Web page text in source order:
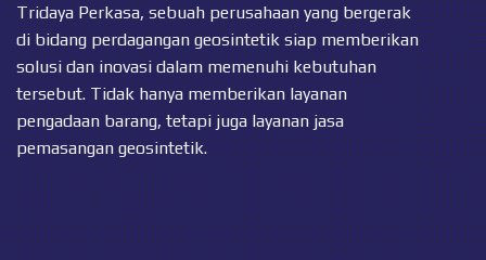
Tridaya Perkasa, sebuah perusahaan yang bergerak
di bidang perdagangan geosintetik siap memberikan
solusi dan inovasi dalam memenuhi kebutuhan
tersebut. Tidak hanya memberikan layanan
pengadaan barang, tetapi juga layanan jasa
pemasangan geosintetik.